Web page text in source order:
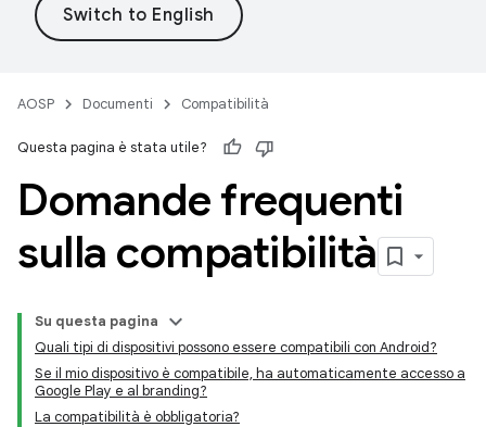
AOSP Documenti Compatibilità
Questa pagina è stata utile?
Domande frequenti
sulla compatibilità
Su questa pagina
Quali tipi di dispositivi possono essere compatibili con Android?
Se il mio dispositivo è compatibile, ha automaticamente accesso a
Google Play e al branding?
La compatibilità è obbligatoria?